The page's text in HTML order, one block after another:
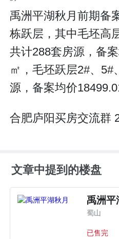
禹洲平湖秋月前期备
栋跃层，其中毛坯高
共计288套房源，备
㎡，毛坯跃层2#、5#
源，备案均价
合肥庐阳买房交流群
文章中提到的楼盘
禹洲平
蜀山
已售完